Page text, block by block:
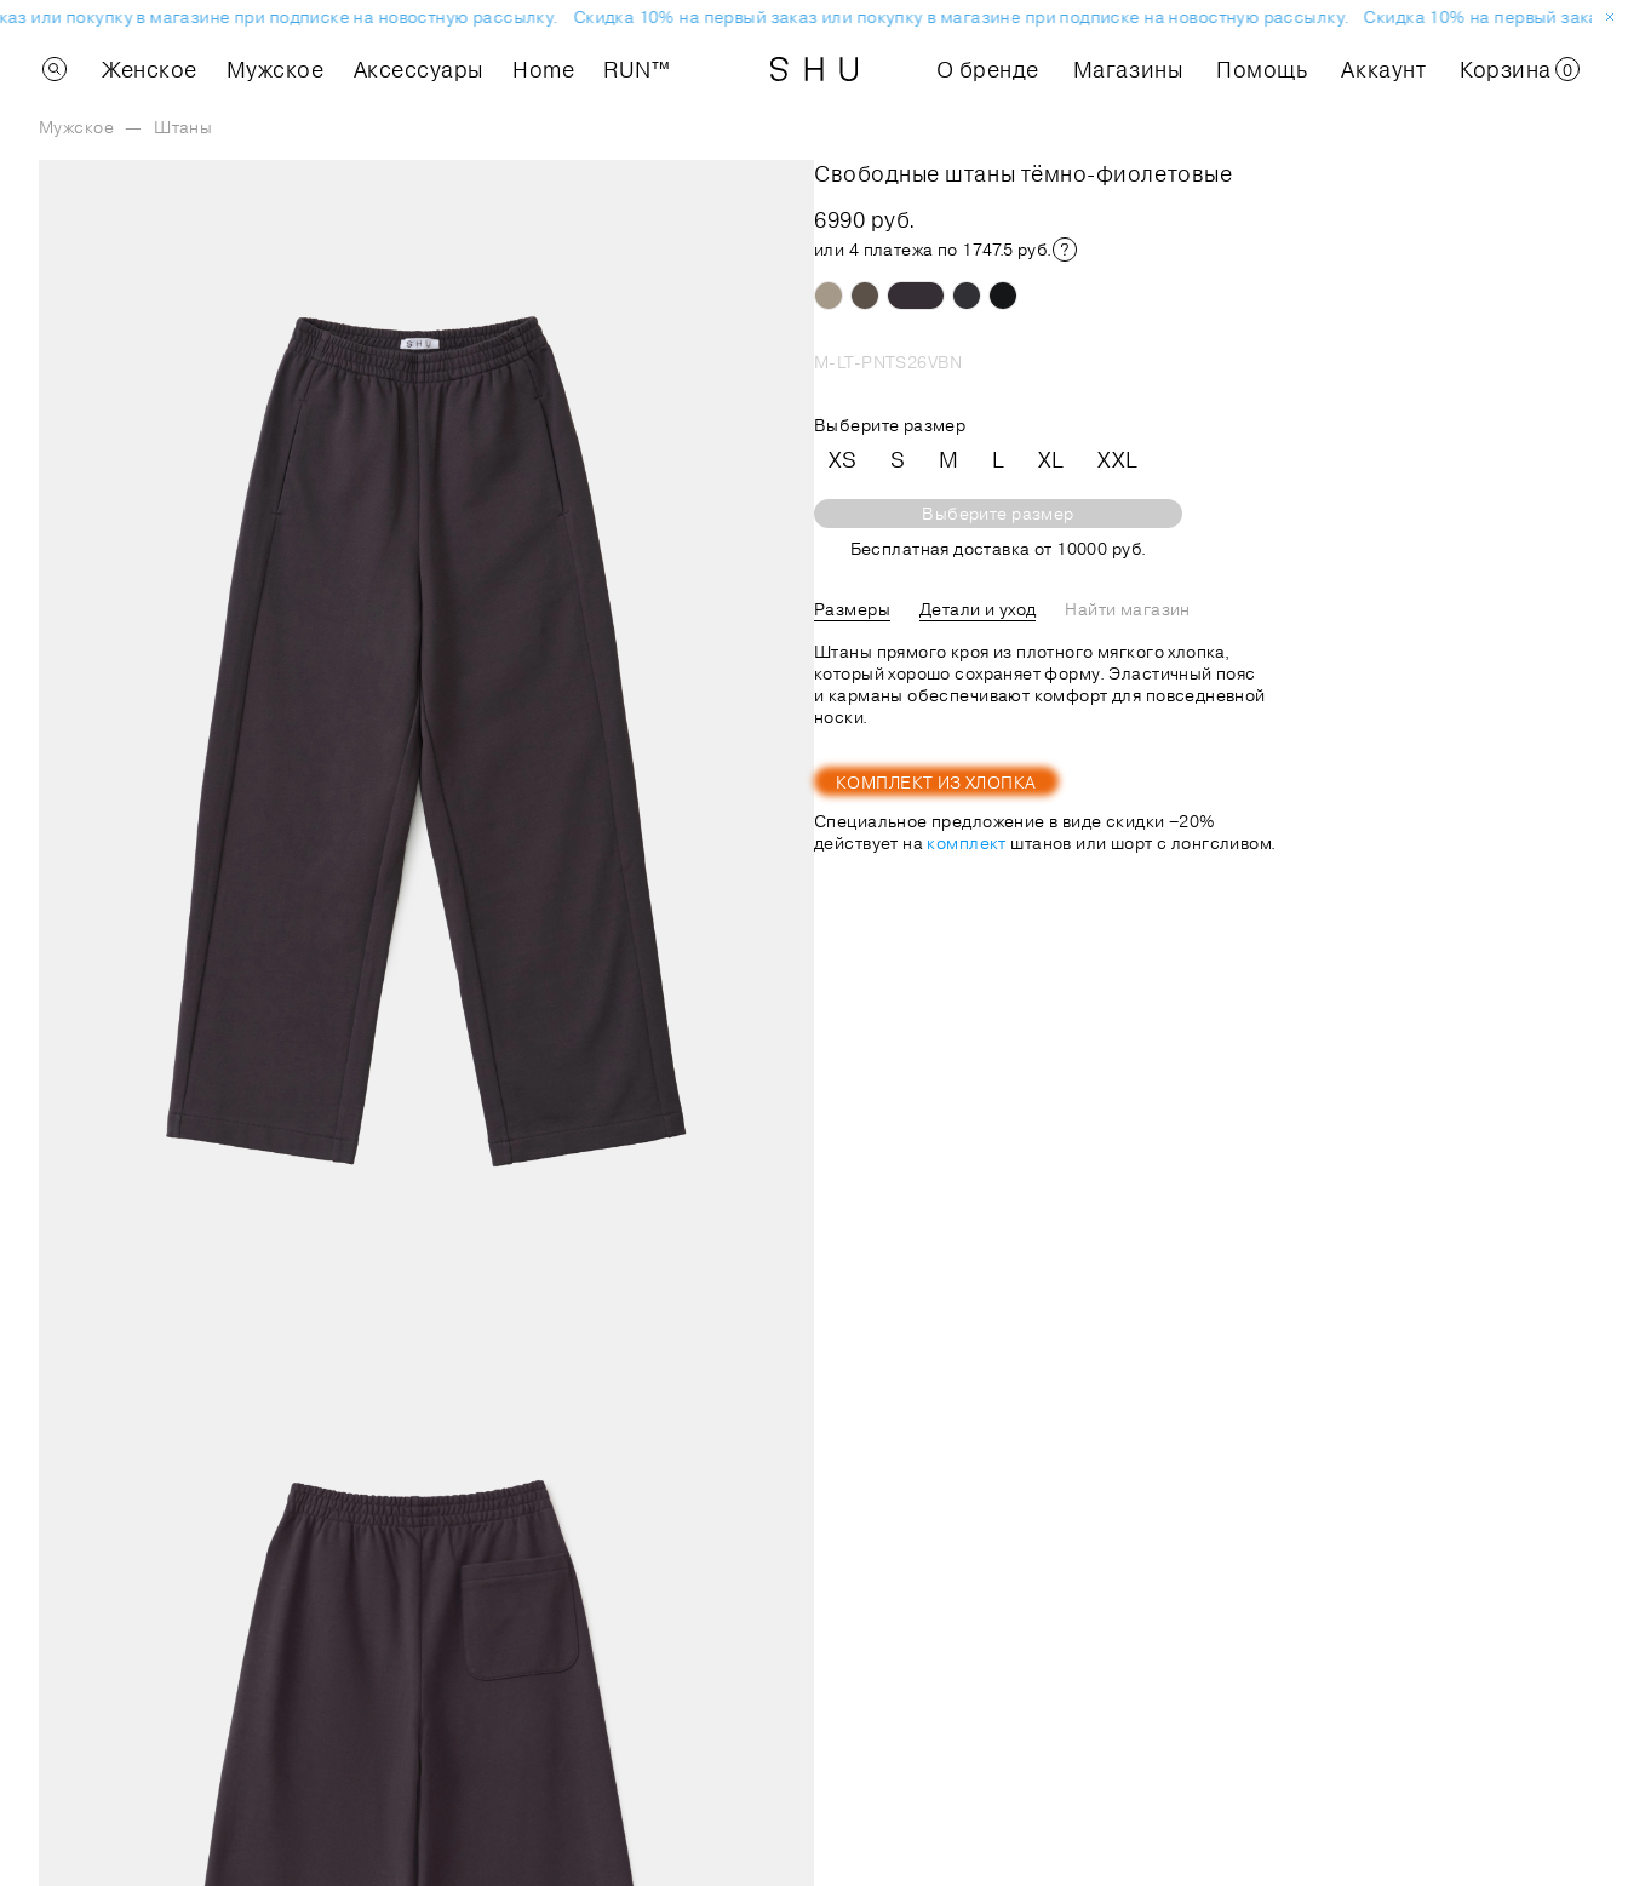
покупку в магазине при подписке на новостную рассылку. Скидка 10% на первый заказ или покупку в магазине при подписке на новостную рассылку. Скидка 10% на первый заказ или
Женское Мужское Аксессуары Home RUN™ О бренде Магазины Помощь Аккаунт Корзина 0
Мужское — Штаны
Свободные штаны тёмно-фиолетовые
6990 руб.
или 4 платежа по 1747.5 руб.
M-LT-PNTS26VBN
Выберите размер
XS S M L XL XXL
Выберите размер
Бесплатная доставка от 10000 руб.
Размеры Детали и уход
Найти магазин
Штаны прямого кроя из плотного мягкого хлопка,
который хорошо сохраняет форму. Эластичный пояс
и карманы обеспечивают комфорт для повседневной
носки.
КОМПЛЕКТ ИЗ ХЛОПКА
Специальное предложение в виде скидки −20%
действует на комплект штанов или шорт с лонгсливом.